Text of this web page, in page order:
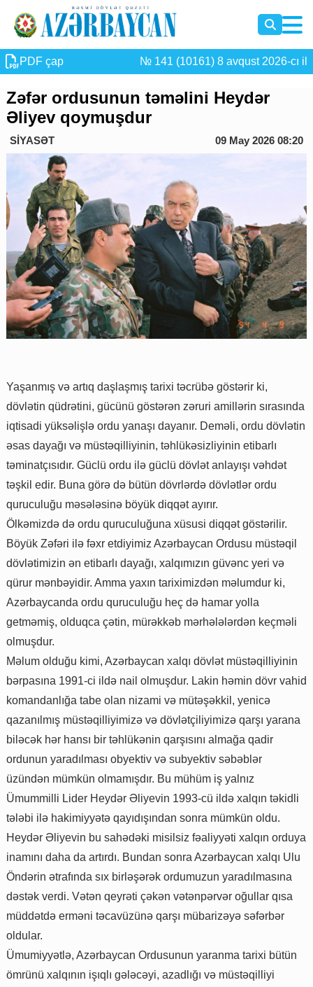
PDF çap № 141 (10161) 8 avqust 2026-cı il
Zəfər ordusunun təməlini Heydər
Əliyev qoymuşdur
SİYASƏT 09 May 2026 08:20
Yaşanmış və artıq daşlaşmış tarixi təcrübə göstərir ki,
dövlətin qüdrətini, gücünü göstərən zəruri amillərin sırasında
iqtisadi yüksəlişlə ordu yanaşı dayanır. Deməli, ordu dövlətin
əsas dayağı və müstəqilliyinin, təhlükəsizliyinin etibarlı
təminatçısıdır. Güclü ordu ilə güclü dövlət anlayışı vəhdət
təşkil edir. Buna görə də bütün dövrlərdə dövlətlər ordu
quruculuğu məsələsinə böyük diqqət ayırır.
Ölkəmizdə də ordu quruculuğuna xüsusi diqqət göstərilir.
Böyük Zəfəri ilə fəxr etdiyimiz Azərbaycan Ordusu müstəqil
dövlətimizin ən etibarlı dayağı, xalqımızın güvənc yeri və
qürur mənbəyidir. Amma yaxın tariximizdən məlumdur ki,
Azərbaycanda ordu quruculuğu heç də hamar yolla
getməmiş, olduqca çətin, mürəkkəb mərhələlərdən keçməli
olmuşdur.
Məlum olduğu kimi, Azərbaycan xalqı dövlət müstəqilliyinin
bərpasına 1991-ci ildə nail olmuşdur. Lakin həmin dövr vahid
komandanlığa tabe olan nizami və mütəşəkkil, yenicə
qazanılmış müstəqilliyimizə və dövlətçiliyimizə qarşı yarana
biləcək hər hansı bir təhlükənin qarşısını almağa qadir
ordunun yaradılması obyektiv və subyektiv səbəblər
üzündən mümkün olmamışdır. Bu mühüm iş yalnız
Ümummilli Lider Heydər Əliyevin 1993-cü ildə xalqın təkidli
tələbi ilə hakimiyyətə qayıdışından sonra mümkün oldu.
Heydər Əliyevin bu sahədəki misilsiz fəaliyyəti xalqın orduya
inamını daha da artırdı. Bundan sonra Azərbaycan xalqı Ulu
Öndərin ətrafında sıx birləşərək ordumuzun yaradılmasına
dəstək verdi. Vətən qeyrəti çəkən vətənpərvər oğullar qısa
müddətdə erməni təcavüzünə qarşı mübarizəyə səfərbər
oldular.
Ümumiyyətlə, Azərbaycan Ordusunun yaranma tarixi bütün
ömrünü xalqının işıqlı gələcəyi, azadlığı və müstəqilliyi